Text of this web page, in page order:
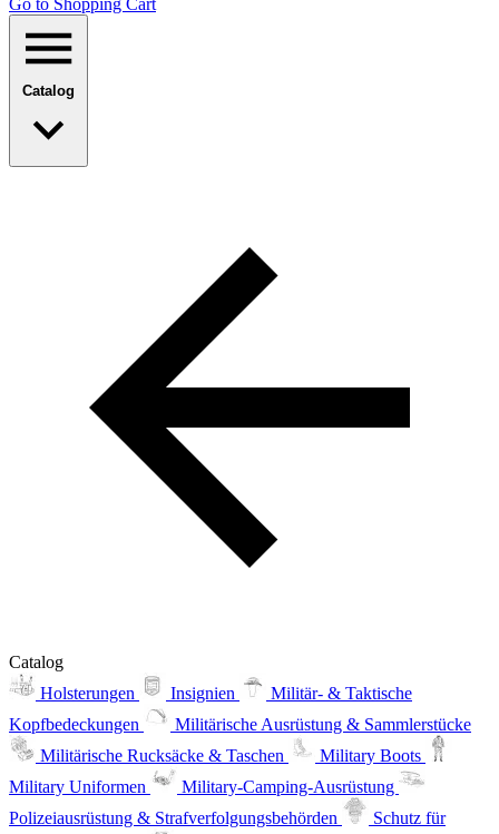
Go to Shopping Сart
Catalog
Catalog
Holsterungen
Insignien
Militär- & Taktische
Kopfbedeckungen
Militärische Ausrüstung & Sammlerstücke
Militärische Rucksäcke & Taschen
Military Boots
Military Uniformen
Military-Camping-Ausrüstung
Polizeiausrüstung & Strafverfolgungsbehörden
Schutz für